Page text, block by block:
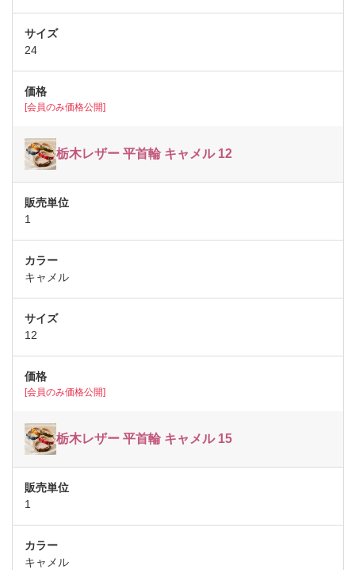
24
[会員のみ価格公開]
栃木レザー 平首輪 キャメル 12
1
キャメル
12
[会員のみ価格公開]
栃木レザー 平首輪 キャメル 15
1
キャメル